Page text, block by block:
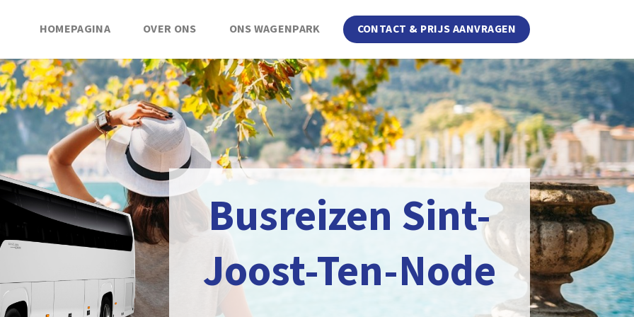
HOMEPAGINA OVER ONS ONS WAGENPARK CONTACT & PRIJS AANVRAGEN
Busreizen Sint-
Joost-Ten-Node